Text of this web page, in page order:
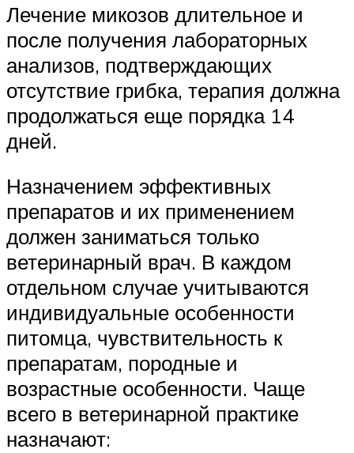
Лечение микозов длительное и
после получения лабораторных
анализов, подтверждающих
отсутствие грибка, терапия должна
продолжаться еще порядка 14
дней.
Назначением эффективных
препаратов и их применением
должен заниматься только
ветеринарный врач. В каждом
отдельном случае учитываются
индивидуальные особенности
питомца, чувствительность к
препаратам, породные и
возрастные особенности. Чаще
всего в ветеринарной практике
назначают: